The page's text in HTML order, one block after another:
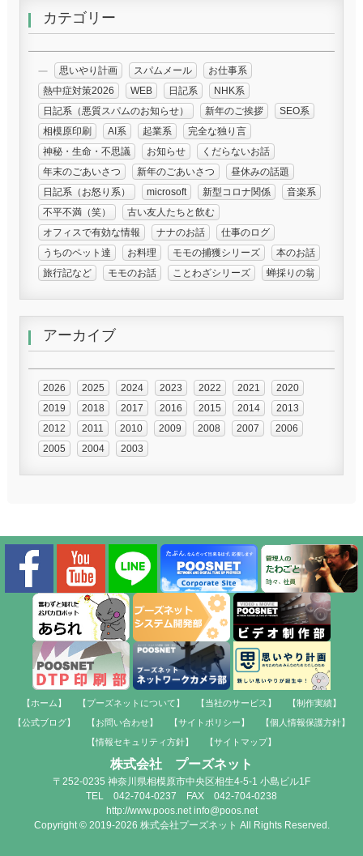
カテゴリー
思いやり計画 スパムメール
お仕事系
熱中症対策2026
WEB 日記系
NHK系
日記系（悪質スパムのお知らせ）
新年のご挨拶
SEO系
相模原印刷
AI系 起業系
完全な独り言
神秘・生命・不思議
お知らせ
くだらないお話
年末のごあいさつ
新年のごあいさつ
昼休みの話題
日記系（お怒り系）
microsoft 新型コロナ関係
音楽系
不平不満（笑）
古い友人たちと飲む
オフィスで有効な情報
ナナのお話
仕事のログ
うちのペット達
お料理 モモの捕獲シリーズ
本のお話
旅行記など
モモのお話 ことわざシリーズ 蝉採りの翁
アーカイブ
2026 2025 2024 2023 2022 2021
2020
2019
2018 2017 2016 2015 2014
2013
2012
2011 2010 2009 2008 2007
2006
2005
2004 2003
【ホーム】 【プーズネットについて】 【当社のサービス】
【制作実績】
【公式ブログ】
【お問い合わせ】 【サイトポリシー】
【個人情報保護方針】
【情報セキュリティ方針】
【サイトマップ】
株式会社 プーズネット
〒252-0235 神奈川県相模原市中央区相生4-5-1 小島ビル1F
TEL 042-704-0237 FAX 042-704-0238
http://www.poos.net info@poos.net
Copyright © 2019-2026 株式会社プーズネット All Rights Reserved.